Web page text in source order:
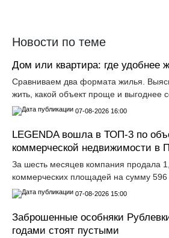
Новости по теме
Дом или квартира: где удобнее
Сравниваем два формата жилья.
жить, какой объект проще и выгоднее
07-08-2026 16:00
LEGENDA вошла в ТОП-3 по
коммерческой недвижимости в
За шесть месяцев компания продала
коммерческих площадей на сумму 596
07-08-2026 15:00
Заброшенные особняки
годами стоят пустыми